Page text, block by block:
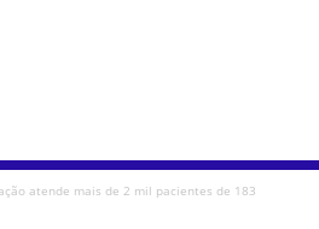
atende mais de 2 mil pacientes de 183